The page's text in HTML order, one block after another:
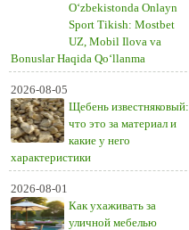
O‘zbekistonda Onlayn
Sport Tikish: Mostbet
UZ, Mobil Ilova va
Bonuslar Haqida Qo‘llanma
2026-08-05
Щебень известняковый:
что это за материал и
какие у него
характеристики
2026-08-01
Как ухаживать за
уличной мебелью